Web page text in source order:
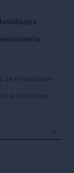
de Privacidade
e condições